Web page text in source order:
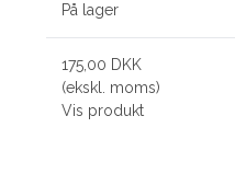
På lager
175,00 DKK
(ekskl. moms)
Vis produkt